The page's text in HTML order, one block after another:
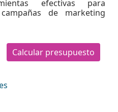
efectivas para
de marketing
Calcular presupuesto